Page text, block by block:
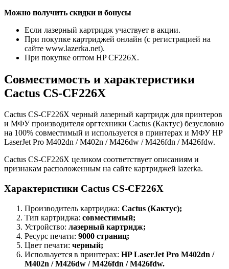
Можно получить скидки и бонусы
Если лазерный картридж участвует в акции.
При покупке картриджей онлайн (с регистрацией на
сайте www.lazerka.net).
При покупке оптом HP CF226X.
Совместимость и характеристики
Cactus CS-CF226X
Cactus CS-CF226X черный лазерный картридж для принтеров
и МФУ производителя оргтехники Cactus (Кактус) безусловно
на 100% совместимый и используется в принтерах и МФУ HP
LaserJet Pro M402dn / M402n / M426dw / M426fdn / M426fdw.
Cactus CS-CF226X целиком соответствует описаниям и
признакам расположенным на сайте картриджей lazerka.
Характеристики Cactus CS-CF226X
Производитель картриджа: Cactus (Кактус);
Тип картриджа: совместимый;
Устройство: лазерный картридж;
Ресурс печати: 9000 страниц;
Цвет печати: черный;
Используется в принтерах: HP LaserJet Pro M402dn /
M402n / M426dw / M426fdn / M426fdw.